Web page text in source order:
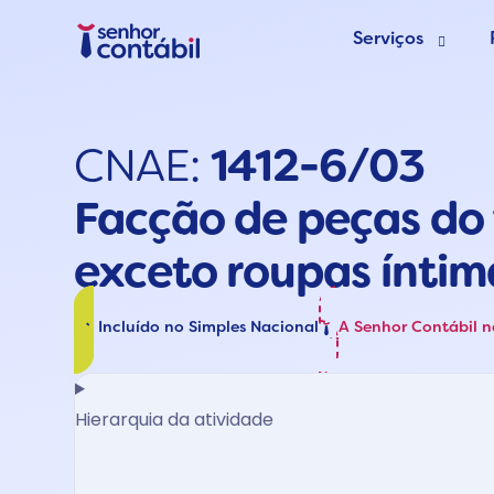
Serviços
Trocar de
Deixar de
CNAE: 1412-6/03
Facção de peças
exceto roupas
Incluído no Simples Nacional A Senhor Contábil
Hierarquia da atividade